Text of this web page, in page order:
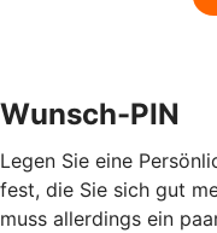
Wunsch-PIN
Legen Sie eine
fest, die Sie sich gut
muss allerdings ein